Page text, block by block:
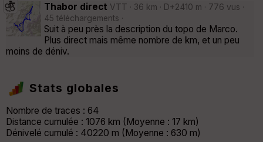
Thabor direct VTT · 36 km · D+2410 m · 776 vus ·
45 téléchargements ·
Suit à peu près la description du topo de Marco.
Plus direct mais même nombre de km, et un peu
moins de déniv.
Stats globales
Nombre de traces : 64
Distance cumulée : 1076 km (Moyenne : 17 km)
Dénivelé cumulé : 40220 m (Moyenne : 630 m)